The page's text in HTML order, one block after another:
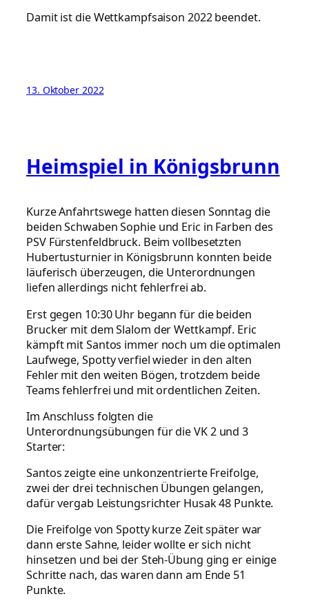
Damit ist die Wettkampfsaison 2022 beendet.
13. Oktober 2022
Heimspiel in Königsbrunn
Kurze Anfahrtswege hatten diesen Sonntag die
beiden Schwaben Sophie und Eric in Farben des
PSV Fürstenfeldbruck. Beim vollbesetzten
Hubertusturnier in Königsbrunn konnten beide
läuferisch überzeugen, die Unterordnungen
liefen allerdings nicht fehlerfrei ab.
Erst gegen 10:30 Uhr begann für die beiden
Brucker mit dem Slalom der Wettkampf. Eric
kämpft mit Santos immer noch um die optimalen
Laufwege, Spotty verfiel wieder in den alten
Fehler mit den weiten Bögen, trotzdem beide
Teams fehlerfrei und mit ordentlichen Zeiten.
Im Anschluss folgten die
Unterordnungsübungen für die VK 2 und 3
Starter:
Santos zeigte eine unkonzentrierte Freifolge,
zwei der drei technischen Übungen gelangen,
dafür vergab Leistungsrichter Husak 48 Punkte.
Die Freifolge von Spotty kurze Zeit später war
dann erste Sahne, leider wollte er sich nicht
hinsetzen und bei der Steh-Übung ging er einige
Schritte nach, das waren dann am Ende 51
Punkte.